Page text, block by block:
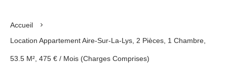
Accueil
Location Appartement Aire-Sur-La-Lys, 2 Pièces, 1 Chambre,
53.5 M², 475 € / Mois (Charges Comprises)